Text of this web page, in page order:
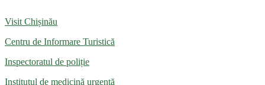
Visit Chișinău
Centru de Informare Turistică
Inspectoratul de poliție
Institutul de medicină urgentă